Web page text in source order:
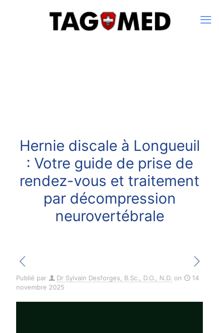
Hernie discale à Longueuil
: Votre guide de prise de
rendez-vous et traitement
par décompression
neurovertébrale
Publié par Dr Sylvain Desforges, B.Sc., D.O., N.D. on
14
novembre 2025